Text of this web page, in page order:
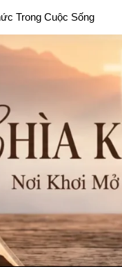
Trong Cuộc Sống